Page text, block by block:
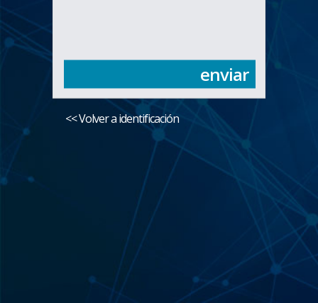
enviar
<< Volver a identificación